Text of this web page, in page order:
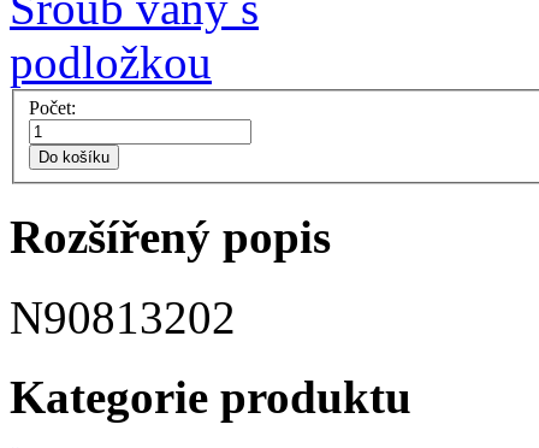
Počet:
Do košíku
Rozšířený popis
N90813202
Kategorie produktu